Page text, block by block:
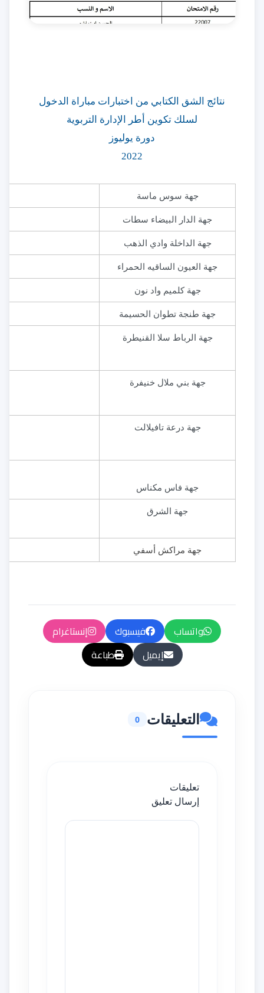
نتائج الشق الكتابي من اختبارات مباراة الدخول
لسلك تكوين أطر الإدارة التربوية
دورة يوليوز
2022
​جهة سوس ماسة
​جهة الدار البيضاء سطات
​جهة الداخلة وادي الذهب
جهة العيون الساقيه الحمراء
​جهة كلميم واد نون
​جهة طنجة تطوان الحسيمة
​جهة الرباط سلا القنيطرة
جهة بني ملال خنيفرة
جهة درعة تافيلالت
​جهة فاس مكناس
​جهة الشرق
​جهة مراكش أسفي
واتساب فيسبوك
إنستاغرام
إيميل
طباعة
التعليقات 0
تعليقات
إرسال تعليق